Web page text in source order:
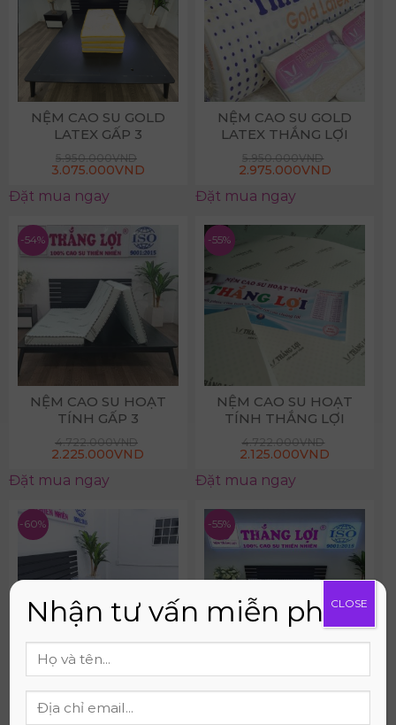
NỆM CAO SU GOLD
LATEX GẤP 3
5.950.000VND
3.075.000VND
Đặt mua ngay
NỆM CAO SU GOLD
LATEX THẮNG LỢI
5.950.000VND
2.975.000VND
Đặt mua ngay
-54%
NỆM CAO SU HOẠT
TÍNH GẤP 3
4.722.000VND
2.225.000VND
Đặt mua ngay
-55%
NỆM CAO SU HOẠT
TÍNH THẮNG LỢI
4.722.000VND
2.125.000VND
Đặt mua ngay
-60%
CAO CẤP THẮNG LỢI
-55%
Nhận tư vấn miễn phí CLOSE